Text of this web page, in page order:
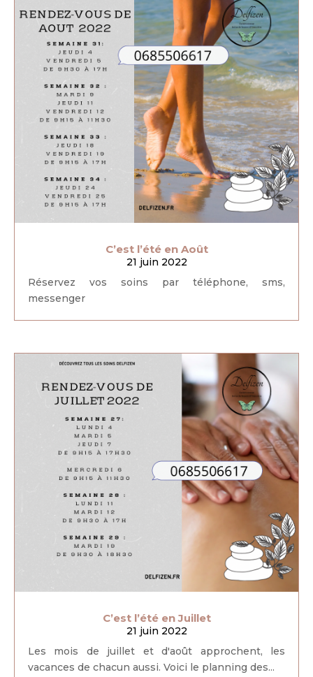
C’est l’été en Août
21 juin 2022
Réservez vos soins par téléphone, sms,
messenger
C’est l’été en Juillet
21 juin 2022
Les mois de juillet et d'août approchent, les
vacances de chacun aussi. Voici le planning des...